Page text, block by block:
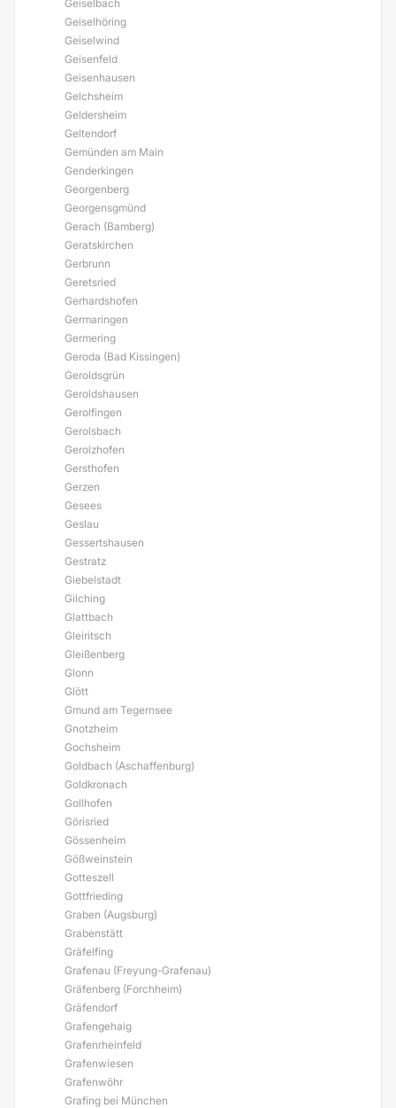
Geiselbach
Geiselhöring
Geiselwind
Geisenfeld
Geisenhausen
Gelchsheim
Geldersheim
Geltendorf
Gemünden am Main
Genderkingen
Georgenberg
Georgensgmünd
Gerach (Bamberg)
Geratskirchen
Gerbrunn
Geretsried
Gerhardshofen
Germaringen
Germering
Geroda (Bad Kissingen)
Geroldsgrün
Geroldshausen
Gerolfingen
Gerolsbach
Gerolzhofen
Gersthofen
Gerzen
Gesees
Geslau
Gessertshausen
Gestratz
Giebelstadt
Gilching
Glattbach
Gleiritsch
Gleißenberg
Glonn
Glött
Gmund am Tegernsee
Gnotzheim
Gochsheim
Goldbach (Aschaffenburg)
Goldkronach
Gollhofen
Görisried
Gössenheim
Gößweinstein
Gotteszell
Gottfrieding
Graben (Augsburg)
Grabenstätt
Gräfelfing
Grafenau (Freyung-Grafenau)
Gräfenberg (Forchheim)
Gräfendorf
Grafengehaig
Grafenrheinfeld
Grafenwiesen
Grafenwöhr
Grafing bei München